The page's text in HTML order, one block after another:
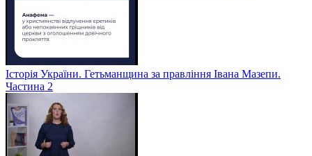
Історія України. Гетьманщина за правління Івана Мазепи.
Частина 2